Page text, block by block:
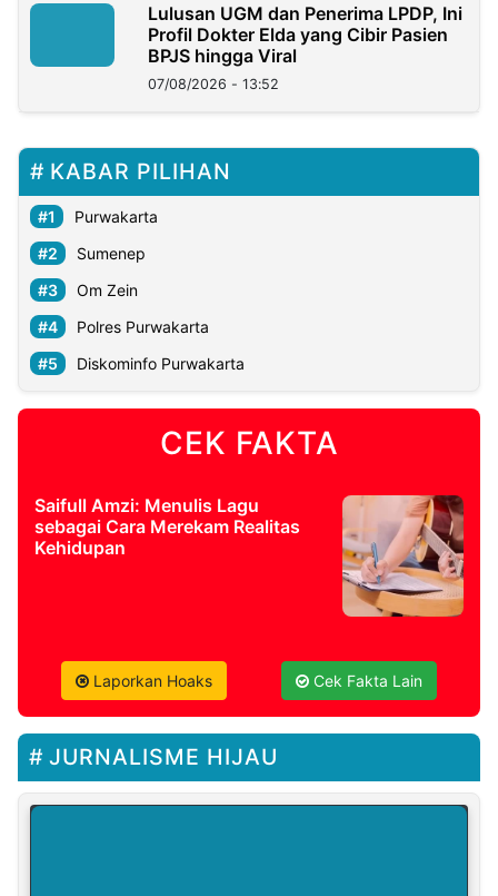
Lulusan UGM dan Penerima LPDP, Ini
Profil Dokter Elda yang Cibir Pasien
BPJS hingga Viral
07/08/2026 - 13:52
KABAR PILIHAN
Purwakarta
Sumenep
Om Zein
Polres Purwakarta
Diskominfo Purwakarta
CEK FAKTA
Saifull Amzi: Menulis Lagu
sebagai Cara Merekam Realitas
Kehidupan
Laporkan Hoaks Cek Fakta Lain
JURNALISME HIJAU